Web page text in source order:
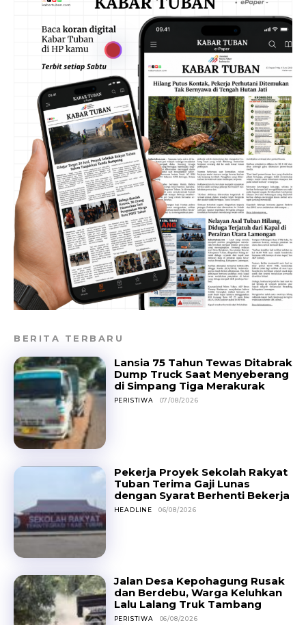
BERITA TERBARU
Lansia 75 Tahun Tewas Ditabrak
Dump Truck Saat Menyeberang
di Simpang Tiga Merakurak
PERISTIWA 07/08/2026
Pekerja Proyek Sekolah Rakyat
Tuban Terima Gaji Lunas
dengan Syarat Berhenti Bekerja
HEADLINE 06/08/2026
Jalan Desa Kepohagung Rusak
dan Berdebu, Warga Keluhkan
Lalu Lalang Truk Tambang
PERISTIWA 06/08/2026